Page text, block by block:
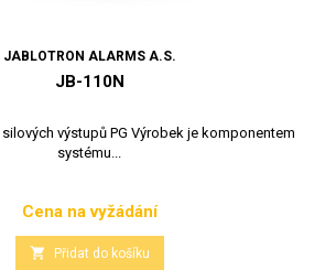
JABLOTRON ALARMS A.S.
JB-110N
výstupů PG Výrobek je komponentem
systému...
Cena
Cena na vyžádání
 Přidat do košíku